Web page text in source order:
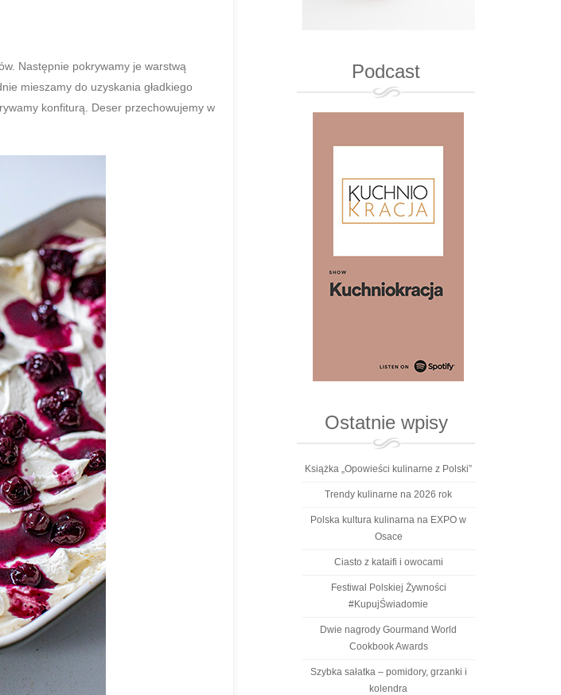
Następnie pokrywamy je warstwą
mieszamy do uzyskania gładkiego
konfiturą. Deser przechowujemy w
Podcast
Ostatnie wpisy
Książka „Opowieści kulinarne z Polski”
Trendy kulinarne na 2026 rok
Polska kultura kulinarna na EXPO w
Osace
Ciasto z kataifi i owocami
Festiwal Polskiej Żywności
#KupujŚwiadomie
Dwie nagrody Gourmand World
Cookbook Awards
Szybka sałatka – pomidory, grzanki i
kolendra